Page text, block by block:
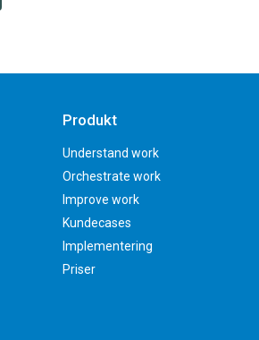
Produkt
Understand work
Orchestrate work
Improve work
Kundecases
Implementering
Priser